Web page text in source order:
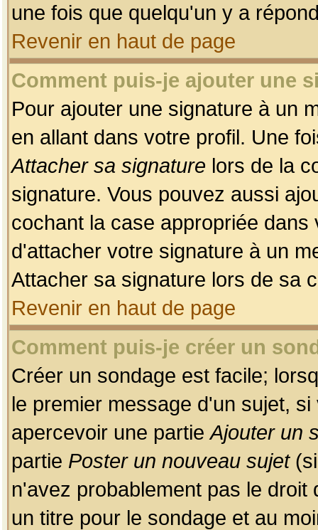
une fois que quelqu'un y a
Revenir en haut de page
Comment puis-je ajouter une
Pour ajouter une signature à un
en allant dans votre profil. Une
Attacher sa signature lors de la
signature. Vous pouvez aussi
cochant la case appropriée
d'attacher votre signature à un
Attacher sa signature lors de sa
Revenir en haut de page
Comment puis-je créer un
Créer un sondage est facile;
le premier message d'un sujet,
apercevoir une partieAjouter un
partie Poster un nouveau sujet(si
n'avez probablement pas le
un titre pour le sondage et au